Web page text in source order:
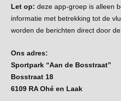
Let op: deze app-groep is alleen
informatie met betrekking tot de
worden de berichten direct door
Ons adres:
Sportpark “Aan de Bosstraat”
Bosstraat 18
6109 RA Ohé en Laak